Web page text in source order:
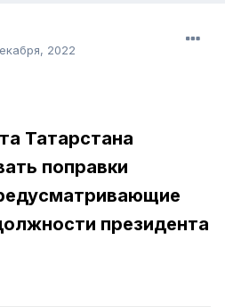
2022
Татарстана
поправки
президента